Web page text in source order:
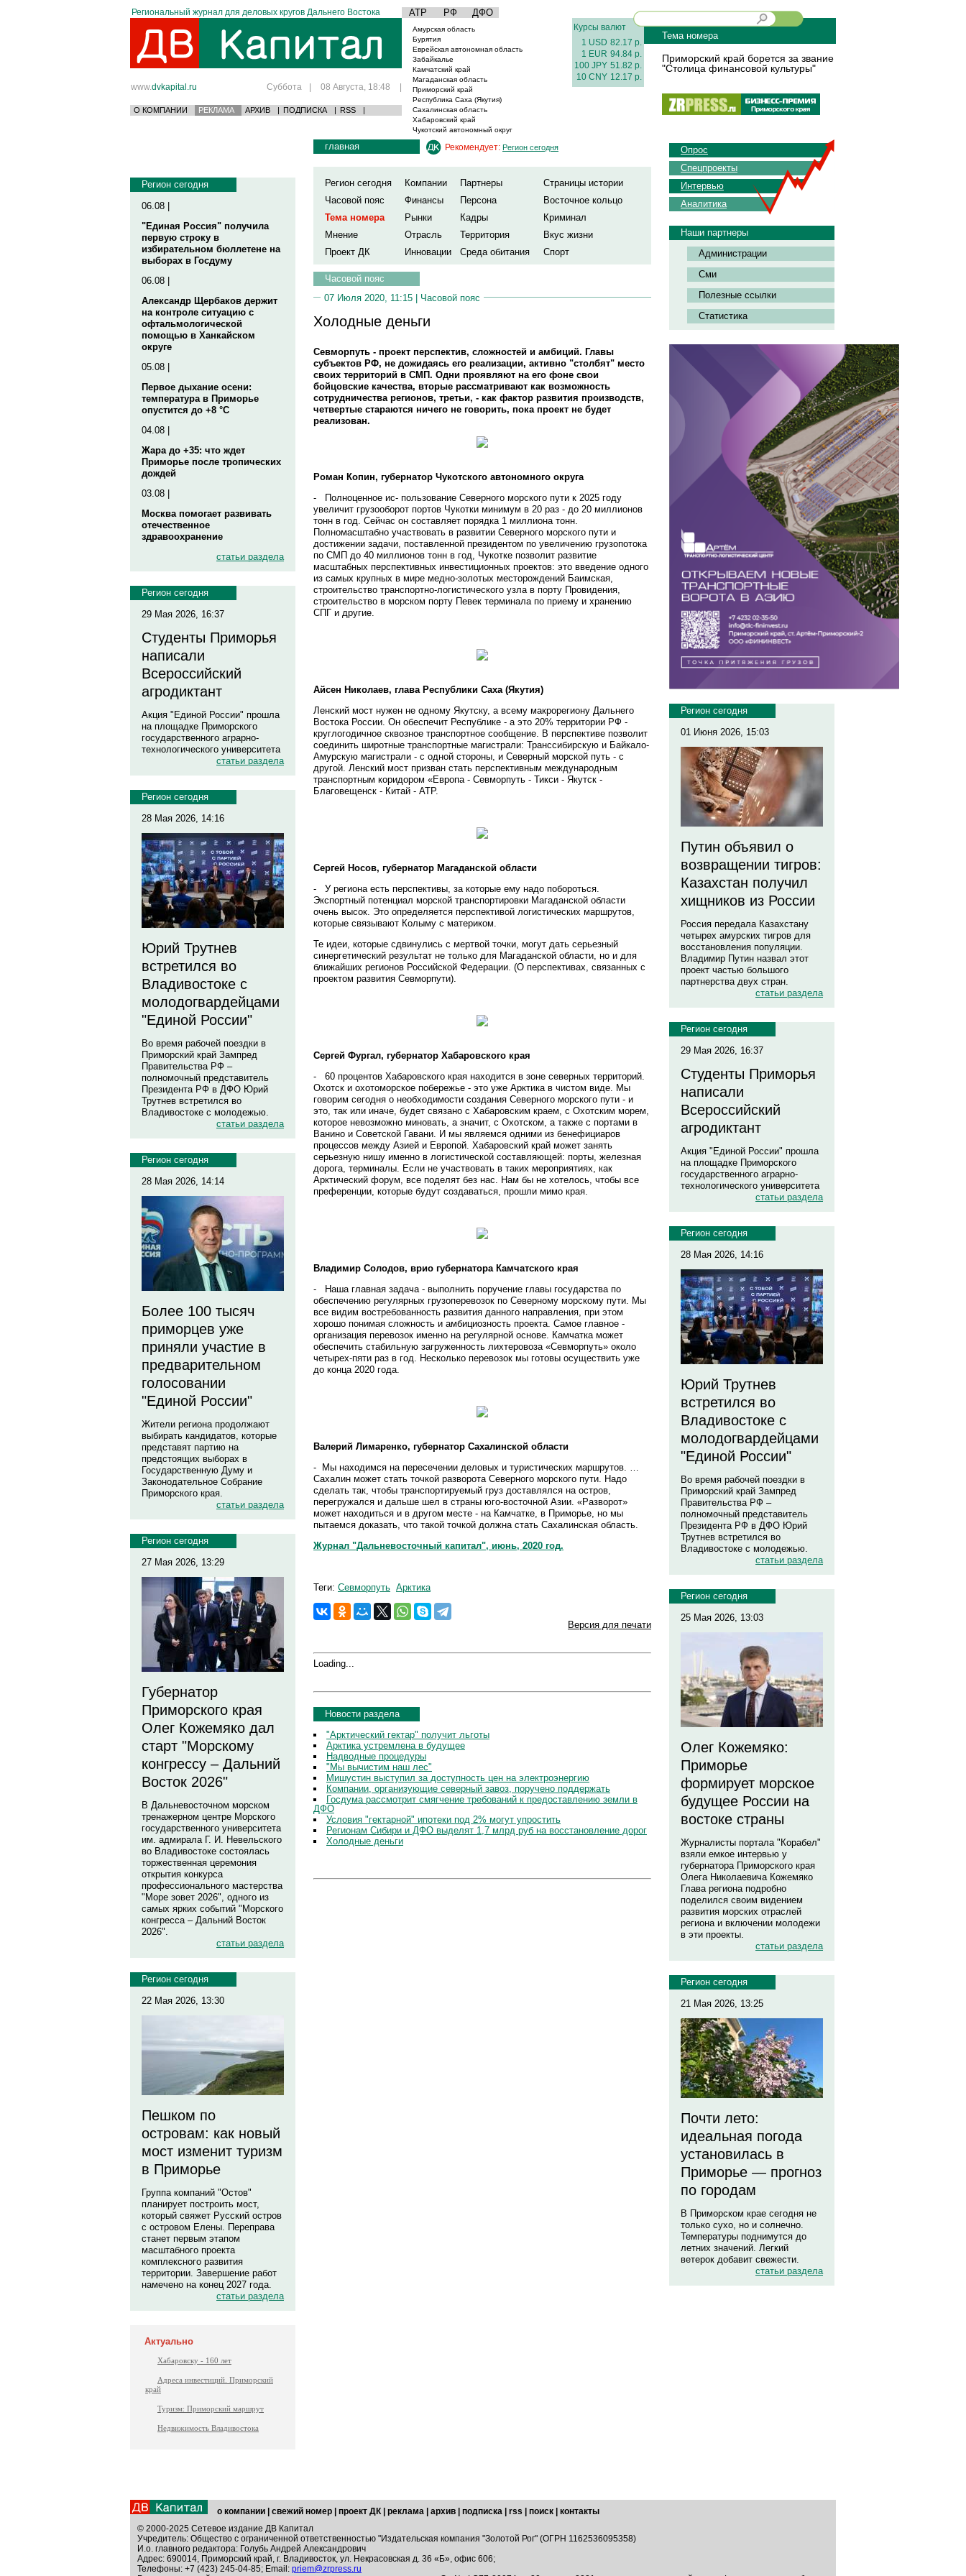
Региональный журнал для деловых кругов Дальнего Востока АТР РФ ДФО
www.dvkapital.ru Суббота | 08 Августа, 18:48 |
О КОМПАНИИ РЕКЛАМА АРХИВ | ПОДПИСКА | RSS |
Амурская область
Бурятия
Еврейская автономная область
Забайкалье
Камчатский край
Магаданская область
Приморский край
Республика Саха (Якутия)
Сахалинская область
Хабаровский край
Чукотский автономный округ
Курсы валют
1 USD 82.17 р.
1 EUR 94.84 р.
100 JPY 51.82 р.
10 CNY 12.17 р.
Тема номера
Приморский край борется за звание
"Столица финансовой культуры"
Регион сегодня
06.08 |
"Единая Россия" получила
первую строку в
избирательном бюллетене на
выборах в Госдуму
06.08 |
Александр Щербаков держит
на контроле ситуацию с
офтальмологической
помощью в Ханкайском
округе
05.08 |
Первое дыхание осени:
температура в Приморье
опустится до +8 °C
04.08 |
Жара до +35: что ждет
Приморье после тропических
дождей
03.08 |
Москва помогает развивать
отечественное
здравоохранение
статьи раздела
Регион сегодня
29 Мая 2026, 16:37
Студенты Приморья
написали
Всероссийский
агродиктант
Акция "Единой России" прошла
на площадке Приморского
государственного аграрно-
технологического университета
статьи раздела
Регион сегодня
28 Мая 2026, 14:16
Юрий Трутнев
встретился во
Владивостоке с
молодогвардейцами
"Единой России"
Во время рабочей поездки в
Приморский край Зампред
Правительства РФ –
полномочный представитель
Президента РФ в ДФО Юрий
Трутнев встретился во
Владивостоке с молодежью.
статьи раздела
Регион сегодня
28 Мая 2026, 14:14
Более 100 тысяч
приморцев уже
приняли участие в
предварительном
голосовании
"Единой России"
Жители региона продолжают
выбирать кандидатов, которые
представят партию на
предстоящих выборах в
Государственную Думу и
Законодательное Собрание
Приморского края.
статьи раздела
Регион сегодня
27 Мая 2026, 13:29
Губернатор
Приморского края
Олег Кожемяко дал
старт "Морскому
конгрессу – Дальний
Восток 2026"
В Дальневосточном морском
тренажерном центре Морского
государственного университета
им. адмирала Г. И. Невельского
во Владивостоке состоялась
торжественная церемония
открытия конкурса
профессионального мастерства
"Море зовет 2026", одного из
самых ярких событий "Морского
конгресса – Дальний Восток
2026".
статьи раздела
Регион сегодня
22 Мая 2026, 13:30
Пешком по
островам: как новый
мост изменит туризм
в Приморье
Группа компаний "Остов"
планирует построить мост,
который свяжет Русский остров
с островом Елены. Переправа
станет первым этапом
масштабного проекта
комплексного развития
территории. Завершение работ
намечено на конец 2027 года.
статьи раздела
Актуально
Хабаровску - 160 лет
Адреса инвестиций. Приморский
край
Туризм: Приморский маршрут
Недвижимость Владивостока
главная Рекомендует: Регион сегодня
Регион сегодня Компании Партнеры
Страницы истории
Часовой пояс
Финансы Персона
Восточное кольцо
Тема номера
Рынки Кадры
Криминал
Мнение
Отрасль Территория
Вкус жизни
Проект ДК
Инновации Среда обитания Спорт
Часовой пояс
07 Июля 2020, 11:15 | Часовой пояс
Холодные деньги
Севморпуть - проект перспектив, сложностей и амбиций. Главы
субъектов РФ, не дожидаясь его реализации, активно "столбят" место
своих территорий в СМП. Одни проявляют на его фоне свои
бойцовские качества, вторые рассматривают как возможность
сотрудничества регионов, третьи, - как фактор развития производств,
четвертые стараются ничего не говорить, пока проект не будет
реализован.
Роман Копин, губернатор Чукотского автономного округа
- Полноценное ис- пользование Северного морского пути к 2025 году
увеличит грузооборот портов Чукотки минимум в 20 раз - до 20 миллионов
тонн в год. Сейчас он составляет порядка 1 миллиона тонн.
Полномасштабно участвовать в развитии Северного морского пути и
достижении задачи, поставленной президентом по увеличению грузопотока
по СМП до 40 миллионов тонн в год, Чукотке позволит развитие
масштабных перспективных инвестиционных проектов: это введение одного
из самых крупных в мире медно-золотых месторождений Баимская,
строительство транспортно-логистического узла в порту Провидения,
строительство в морском порту Певек терминала по приему и хранению
СПГ и другие.
Айсен Николаев, глава Республики Саха (Якутия)
Ленский мост нужен не одному Якутску, а всему макрорегиону Дальнего
Востока России. Он обеспечит Республике - а это 20% территории РФ -
круглогодичное сквозное транспортное сообщение. В перспективе позволит
соединить широтные транспортные магистрали: Транссибирскую и Байкало-
Амурскую магистрали - с одной стороны, и Северный морской путь - с
другой. Ленский мост призван стать перспективным международным
транспортным коридором «Европа - Севморпуть - Тикси - Якутск -
Благовещенск - Китай - АТР.
Сергей Носов, губернатор Магаданской области
- У региона есть перспективы, за которые ему надо побороться.
Экспортный потенциал морской транспортировки Магаданской области
очень высок. Это определяется перспективой логистических маршрутов,
которые связывают Колыму с материком.
Те идеи, которые сдвинулись с мертвой точки, могут дать серьезный
синергетический результат не только для Магаданской области, но и для
ближайших регионов Российской Федерации. (О перспективах, связанных с
проектом развития Севморпути).
Сергей Фургал, губернатор Хабаровского края
- 60 процентов Хабаровского края находится в зоне северных территорий.
Охотск и охотоморское побережье - это уже Арктика в чистом виде. Мы
говорим сегодня о необходимости создания Северного морского пути - и
это, так или иначе, будет связано с Хабаровским краем, с Охотским морем,
которое невозможно миновать, а значит, с Охотском, а также с портами в
Ванино и Советской Гавани. И мы являемся одними из бенефициаров
процессов между Азией и Европой. Хабаровский край может занять
серьезную нишу именно в логистической составляющей: порты, железная
дорога, терминалы. Если не участвовать в таких мероприятиях, как
Арктический форум, все поделят без нас. Нам бы не хотелось, чтобы все
преференции, которые будут создаваться, прошли мимо края.
Владимир Солодов, врио губернатора Камчатского края
- Наша главная задача - выполнить поручение главы государства по
обеспечению регулярных грузоперевозок по Северному морскому пути. Мы
все видим востребованность развития данного направления, при этом
хорошо понимая сложность и амбициозность проекта. Самое главное -
организация перевозок именно на регулярной основе. Камчатка может
обеспечить стабильную загруженность лихтеровоза «Севморпуть» около
четырех-пяти раз в год. Несколько перевозок мы готовы осуществить уже
до конца 2020 года.
Валерий Лимаренко, губернатор Сахалинской области
- Мы находимся на пересечении деловых и туристических маршрутов. …
Сахалин может стать точкой разворота Северного морского пути. Надо
сделать так, чтобы транспортируемый груз доставлялся на остров,
перегружался и дальше шел в страны юго-восточной Азии. «Разворот»
может находиться и в другом месте - на Камчатке, в Приморье, но мы
пытаемся доказать, что такой точкой должна стать Сахалинская область.
Журнал "Дальневосточный капитал", июнь, 2020 год.
Теги: Севморпуть Арктика
Версия для печати
Loading...
Новости раздела
"Арктический гектар" получит льготы
Арктика устремлена в будущее
Надводные процедуры
"Мы вычистим наш лес"
Мишустин выступил за доступность цен на электроэнергию
Компании, организующие северный завоз, поручено поддержать
Госдума рассмотрит смягчение требований к предоставлению земли в
ДФО
Условия "гектарной" ипотеки под 2% могут упростить
Регионам Сибири и ДФО выделят 1,7 млрд руб на восстановление дорог
Холодные деньги
Опрос
Спецпроекты
Интервью
Аналитика
Наши партнеры
Администрации
Сми
Полезные ссылки
Статистика
Регион сегодня
01 Июня 2026, 15:03
Путин объявил о
возвращении тигров:
Казахстан получил
хищников из России
Россия передала Казахстану
четырех амурских тигров для
восстановления популяции.
Владимир Путин назвал этот
проект частью большого
партнерства двух стран.
статьи раздела
Регион сегодня
29 Мая 2026, 16:37
Студенты Приморья
написали
Всероссийский
агродиктант
Акция "Единой России" прошла
на площадке Приморского
государственного аграрно-
технологического университета
статьи раздела
Регион сегодня
28 Мая 2026, 14:16
Юрий Трутнев
встретился во
Владивостоке с
молодогвардейцами
"Единой России"
Во время рабочей поездки в
Приморский край Зампред
Правительства РФ –
полномочный представитель
Президента РФ в ДФО Юрий
Трутнев встретился во
Владивостоке с молодежью.
статьи раздела
Регион сегодня
25 Мая 2026, 13:03
Олег Кожемяко:
Приморье
формирует морское
будущее России на
востоке страны
Журналисты портала "Корабел"
взяли емкое интервью у
губернатора Приморского края
Олега Николаевича Кожемяко
Глава региона подробно
поделился своим видением
развития морских отраслей
региона и включении молодежи
в эти проекты.
статьи раздела
Регион сегодня
21 Мая 2026, 13:25
Почти лето:
идеальная погода
установилась в
Приморье — прогноз
по городам
В Приморском крае сегодня не
только сухо, но и солнечно.
Температуры поднимутся до
летних значений. Легкий
ветерок добавит свежести.
статьи раздела
о компании свежий номер проект ДК реклама архив подписка rss поиск
контакты
© 2000-2025 Сетевое издание ДВ Капитал
Учредитель: Общество с ограниченной ответственностью "Издательская компания "Золотой Рог" (ОГРН 1162536095358)
И.о. главного редактора: Голубь Андрей Александрович
Адрес: 690014, Приморский край, г. Владивосток, ул. Некрасовская д. 36 «Б», офис 606;
Телефоны: +7 (423) 245-04-85; Email: priem@zrpress.ru